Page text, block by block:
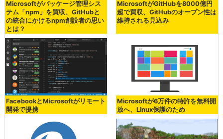
Microsoftがパッケージ管理シス
テム「npm」を買収、GitHubと
の統合にかけるnpm創設者の思い
とは？
MicrosoftがGitHubを8000億円
超で買収、GitHubのオープン性は
維持される見込み
FacebookとMicrosoftがリモート
開発で提携
Microsoftが6万件の特許を無料開
放へ、Linux保護のため